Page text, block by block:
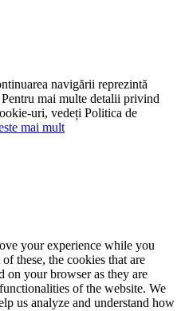
navigării reprezintă
mai multe detalii privind
uri, vedeți Politica de
mai mult
your experience while you
these, the cookies that are
on your browser as they are
of the website. We
us analyze and understand how